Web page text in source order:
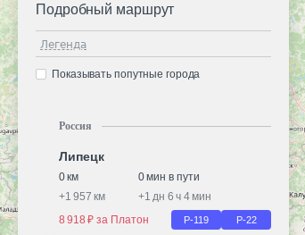
Подробный маршрут
Легенда
Показывать попутные города
Россия
Липецк
0 км
0 мин в пути
+1 957 км +1 дн 6 ч 4 мин
8 918 ₽ за Платон
Р-119 Р-22